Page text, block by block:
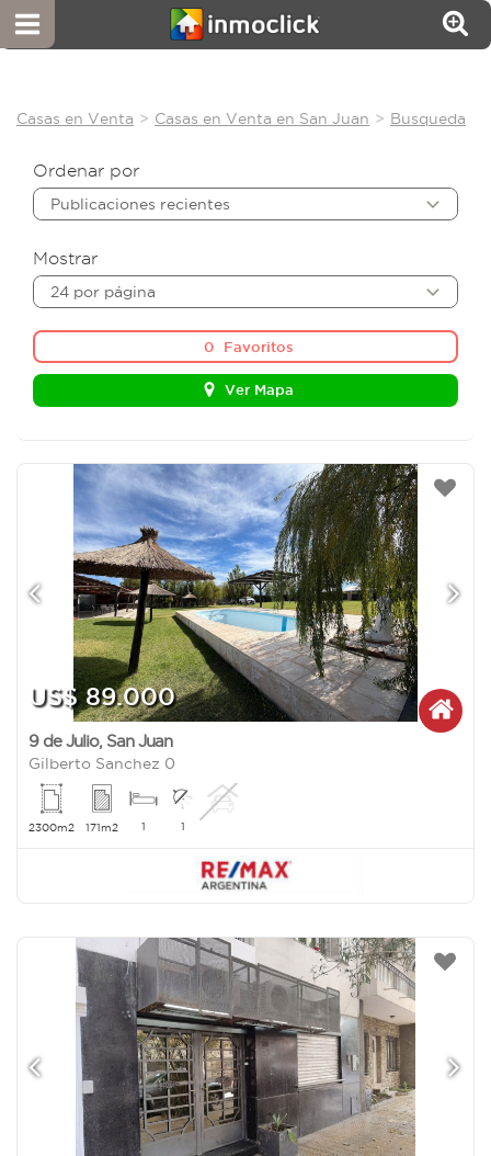
Casas en Venta Casas en Venta en San Juan Busqueda
Ordenar por
Publicaciones recientes
Mostrar
24 por página
0 Favoritos
Ver Mapa
US$ 89.000
9 de Julio, San Juan
Gilberto Sanchez 0
2300m2 171m2 1 1